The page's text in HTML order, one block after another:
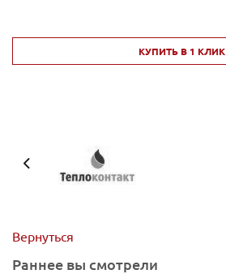
КУПИТЬ В 1 КЛИК
Вернуться
Раннее вы смотрели